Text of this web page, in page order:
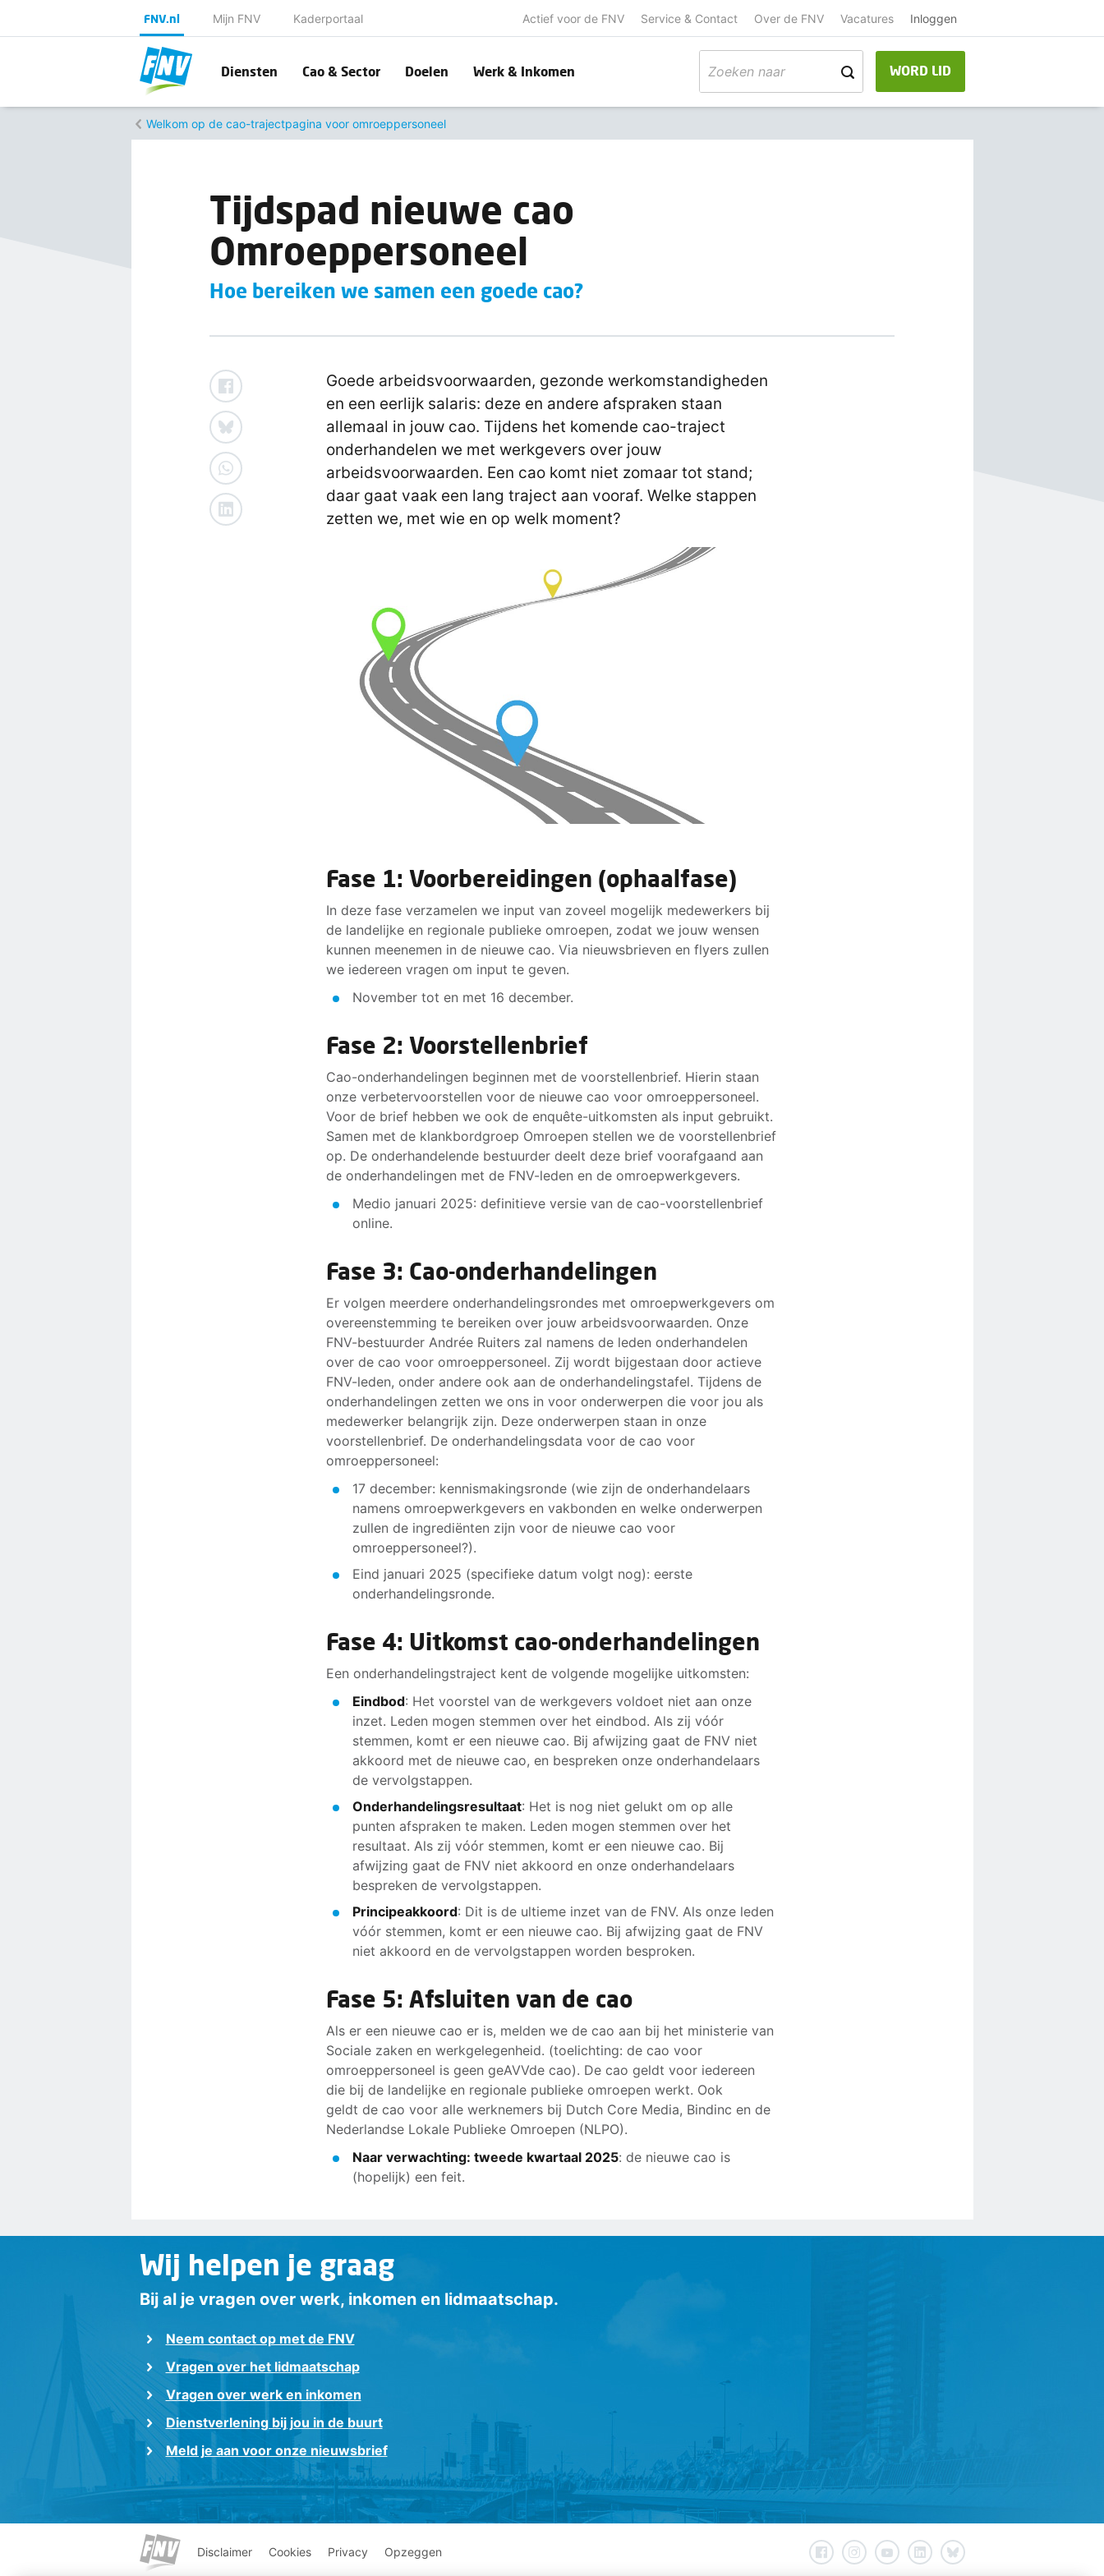
FNV.nl Mijn FNV Kaderportaal Actief voor de FNV Service & Contact Over de FNV Vacatures Inloggen
Diensten Cao & Sector Doelen Werk & Inkomen WORD LID
Welkom op de cao-trajectpagina voor omroeppersoneel
Tijdspad nieuwe cao
Omroeppersoneel
Hoe bereiken we samen een goede cao?
Goede arbeidsvoorwaarden, gezonde werkomstandigheden
en een eerlijk salaris: deze en andere afspraken staan
allemaal in jouw cao. Tijdens het komende cao-traject
onderhandelen we met werkgevers over jouw
arbeidsvoorwaarden. Een cao komt niet zomaar tot stand;
daar gaat vaak een lang traject aan vooraf. Welke stappen
zetten we, met wie en op welk moment?
Fase 1: Voorbereidingen (ophaalfase)
In deze fase verzamelen we input van zoveel mogelijk medewerkers bij
de landelijke en regionale publieke omroepen, zodat we jouw wensen
kunnen meenemen in de nieuwe cao. Via nieuwsbrieven en flyers zullen
we iedereen vragen om input te geven.
November tot en met 16 december.
Fase 2: Voorstellenbrief
Cao-onderhandelingen beginnen met de voorstellenbrief. Hierin staan
onze verbetervoorstellen voor de nieuwe cao voor omroeppersoneel.
Voor de brief hebben we ook de enquête-uitkomsten als input gebruikt.
Samen met de klankbordgroep Omroepen stellen we de voorstellenbrief
op. De onderhandelende bestuurder deelt deze brief voorafgaand aan
de onderhandelingen met de FNV-leden en de omroepwerkgevers.
Medio januari 2025: definitieve versie van de cao-voorstellenbrief
online.
Fase 3: Cao-onderhandelingen
Er volgen meerdere onderhandelingsrondes met omroepwerkgevers om
overeenstemming te bereiken over jouw arbeidsvoorwaarden. Onze
FNV-bestuurder Andrée Ruiters zal namens de leden onderhandelen
over de cao voor omroeppersoneel. Zij wordt bijgestaan door actieve
FNV-leden, onder andere ook aan de onderhandelingstafel. Tijdens de
onderhandelingen zetten we ons in voor onderwerpen die voor jou als
medewerker belangrijk zijn. Deze onderwerpen staan in onze
voorstellenbrief. De onderhandelingsdata voor de cao voor
omroeppersoneel:
17 december: kennismakingsronde (wie zijn de onderhandelaars
namens omroepwerkgevers en vakbonden en welke onderwerpen
zullen de ingrediënten zijn voor de nieuwe cao voor
omroeppersoneel?).
Eind januari 2025 (specifieke datum volgt nog): eerste
onderhandelingsronde.
Fase 4: Uitkomst cao-onderhandelingen
Een onderhandelingstraject kent de volgende mogelijke uitkomsten:
Eindbod: Het voorstel van de werkgevers voldoet niet aan onze
inzet. Leden mogen stemmen over het eindbod. Als zij vóór
stemmen, komt er een nieuwe cao. Bij afwijzing gaat de FNV niet
akkoord met de nieuwe cao, en bespreken onze onderhandelaars
de vervolgstappen.
Onderhandelingsresultaat: Het is nog niet gelukt om op alle
punten afspraken te maken. Leden mogen stemmen over het
resultaat. Als zij vóór stemmen, komt er een nieuwe cao. Bij
afwijzing gaat de FNV niet akkoord en onze onderhandelaars
bespreken de vervolgstappen.
Principeakkoord: Dit is de ultieme inzet van de FNV. Als onze leden
vóór stemmen, komt er een nieuwe cao. Bij afwijzing gaat de FNV
niet akkoord en de vervolgstappen worden besproken.
Fase 5: Afsluiten van de cao
Als er een nieuwe cao er is, melden we de cao aan bij het ministerie van
Sociale zaken en werkgelegenheid. (toelichting: de cao voor
omroeppersoneel is geen geAVVde cao). De cao geldt voor iedereen
die bij de landelijke en regionale publieke omroepen werkt. Ook
geldt de cao voor alle werknemers bij Dutch Core Media, Bindinc en de
Nederlandse Lokale Publieke Omroepen (NLPO).
Naar verwachting: tweede kwartaal 2025: de nieuwe cao is
(hopelijk) een feit.
Wij helpen je graag
Bij al je vragen over werk, inkomen en lidmaatschap.
Neem contact op met de FNV
Vragen over het lidmaatschap
Vragen over werk en inkomen
Dienstverlening bij jou in de buurt
Meld je aan voor onze nieuwsbrief
Disclaimer Cookies Privacy Opzeggen